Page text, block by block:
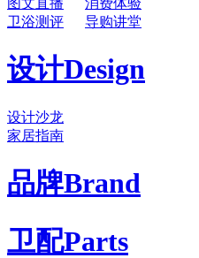
卫浴测评
导购讲堂
设计Design
设计沙龙
家居指南
品牌Brand
卫配Parts